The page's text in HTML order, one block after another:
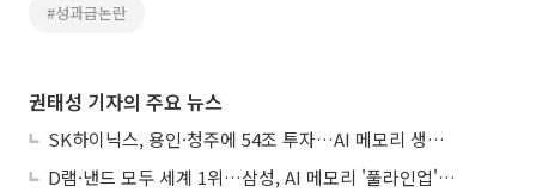
#성과급논란
권태성 기자의 주요 뉴스
SK하이닉스, 용인·청주에 54조 투자…AI 메모리 생산기지 키운다
D램·낸드 모두 세계 1위…삼성, AI 메모리 '풀라인업'으로 승부